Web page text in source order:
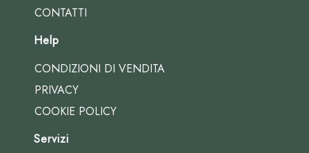
CONTATTI
Help
CONDIZIONI DI VENDITA
PRIVACY
COOKIE POLICY
Servizi